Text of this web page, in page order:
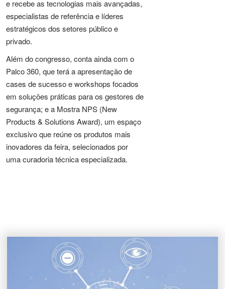
e recebe as tecnologias mais avançadas,
especialistas de referência e líderes
estratégicos dos setores público e
privado.
Além do congresso, conta ainda com o
Palco 360, que terá a apresentação de
cases de sucesso e workshops focados
em soluções práticas para os gestores de
segurança; e a Mostra NPS (New
Products & Solutions Award), um espaço
exclusivo que reúne os produtos mais
inovadores da feira, selecionados por
uma curadoria técnica especializada.